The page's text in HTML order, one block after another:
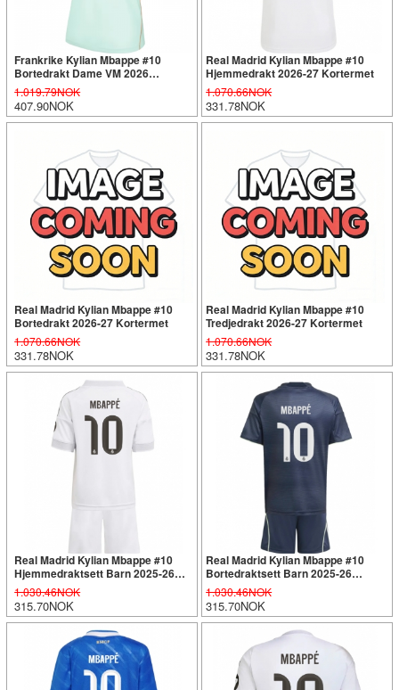
Frankrike Kylian Mbappe #10
Bortedrakt Dame VM 2026
Kortermet
1.019.79NOK
407.90NOK
Real Madrid Kylian Mbappe #10
Hjemmedrakt 2026-27 Kortermet
1.070.66NOK
331.78NOK
Real Madrid Kylian Mbappe #10
Bortedrakt 2026-27 Kortermet
1.070.66NOK
331.78NOK
Real Madrid Kylian Mbappe #10
Tredjedrakt 2026-27 Kortermet
1.070.66NOK
331.78NOK
Real Madrid Kylian Mbappe #10
Hjemmedraktsett Barn 2025-26
Kortermet (+ Korte bukser)
1.030.46NOK
315.70NOK
Real Madrid Kylian Mbappe #10
Bortedraktsett Barn 2025-26
Kortermet (+ Korte bukser)
1.030.46NOK
315.70NOK